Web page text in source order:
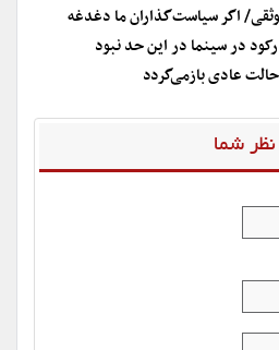
اگر سیاست‌گذاران ما دغدغه
در سینما در این حد نبود
عادی بازمی‌گردد
نظر شما